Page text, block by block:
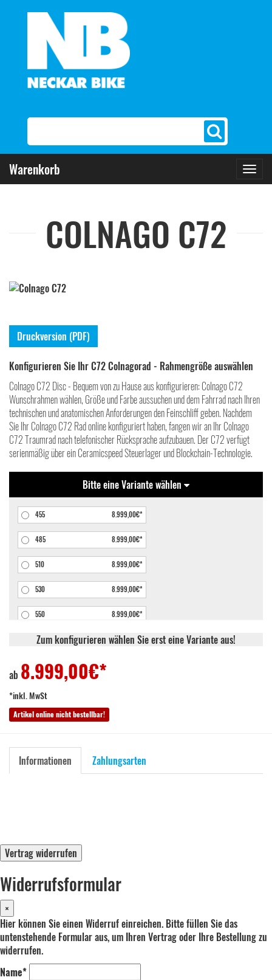
Warenkorb
COLNAGO C72
Druckversion (PDF)
Konfigurieren Sie Ihr C72 Colnagorad - Rahmengröße auswählen
Colnago C72 Disc - Bequem von zu Hause aus konfigurieren: Colnago C72
Wunschrahmen wählen, Größe und Farbe aussuchen und dem Fahrrad nach Ihren
technischen und anatomischen Anforderungen den Feinschliff geben. Nachdem
Sie Ihr Colnago C72 Rad online konfiguriert haben, fangen wir an Ihr Colnago
C72 Traumrad nach telefonischer Rücksprache aufzubauen. Der C72 verfügt
serienmäßig über ein Ceramicspeed Steuerlager und Blockchain-Technologie.
Bitte eine Variante wählen
455 8.999,00€*
485 8.999,00€*
510 8.999,00€*
530 8.999,00€*
550 8.999,00€*
550 8.999,00€*
570
Zum konfigurieren wählen Sie erst eine Variante aus!
ab 8.999,00€*
*inkl. MwSt
Artikel online nicht bestellbar!
Informationen Zahlungsarten
Vertrag widerrufen
Widerrufsformular
×
Hier können Sie einen Widerruf einreichen. Bitte füllen Sie das
untenstehende Formular aus, um Ihren Vertrag oder Ihre Bestellung zu
widerrufen.
Name*